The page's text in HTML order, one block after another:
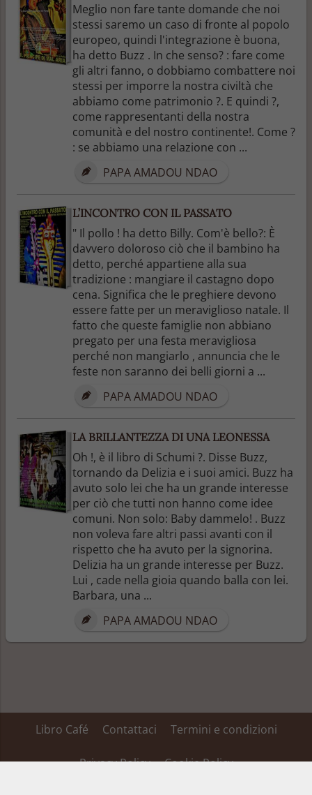
Meglio non fare tante domande che noi
stessi saremo un caso di fronte al popolo
europeo, quindi l'integrazione è buona,
ha detto Buzz . In che senso? : fare come
gli altri fanno, o dobbiamo combattere noi
stessi per imporre la nostra civiltà che
abbiamo come patrimonio ?. E quindi ?,
come rappresentanti della nostra
comunità e del nostro continente!. Come ?
: se abbiamo una relazione con ...
PAPA AMADOU NDAO
L’INCONTRO CON IL PASSATO
" Il pollo ! ha detto Billy. Com'è bello?: È
davvero doloroso ciò che il bambino ha
detto, perché appartiene alla sua
tradizione : mangiare il castagno dopo
cena. Significa che le preghiere devono
essere fatte per un meraviglioso natale. Il
fatto che queste famiglie non abbiano
pregato per una festa meravigliosa
perché non mangiarlo , annuncia che le
feste non saranno dei belli giorni a ...
PAPA AMADOU NDAO
LA BRILLANTEZZA DI UNA LEONESSA
Oh !, è il libro di Schumi ?. Disse Buzz,
tornando da Delizia e i suoi amici. Buzz ha
avuto solo lei che ha un grande interesse
per ciò che tutti non hanno come idee
comuni. Non solo: Baby dammelo! . Buzz
non voleva fare altri passi avanti con il
rispetto che ha avuto per la signorina.
Delizia ha un grande interesse per Buzz.
Lui , cade nella gioia quando balla con lei.
Barbara, una ...
PAPA AMADOU NDAO
Libro Café Contattaci Termini e condizioni
Privacy Policy Cookie Policy